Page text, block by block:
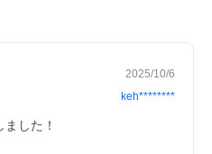
2025/10/6
keh********
した！